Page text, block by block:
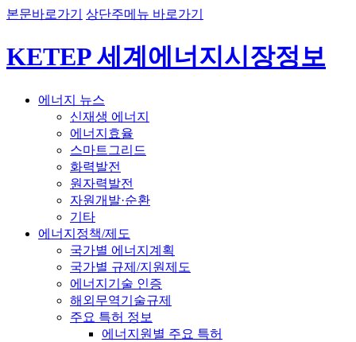
본문바로가기 상단주메뉴 바로가기
KETEP 세계에너지시장정보
에너지 뉴스
신재생 에너지
에너지효율
스마트그리드
화력발전
원자력발전
자원개발·순환
기타
에너지정책/제도
국가별 에너지계획
국가별 규제/지원제도
에너지기술 인증
해외무역기술규제
주요 특허 정보
에너지원별 주요 특허